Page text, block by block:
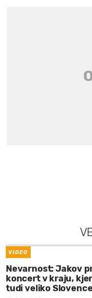
VIDEO
Nevarnost: Jakov
koncert v kraju,
tudi veliko